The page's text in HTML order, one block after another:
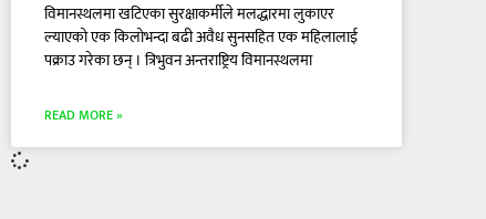
विमानस्थलमा खटिएका सुरक्षाकर्मीले मलद्धारमा लुकाएर
ल्याएको एक किलोभन्दा बढी अवैध सुनसहित एक महिलालाई
पक्राउ गरेका छन् । त्रिभुवन अन्तराष्ट्रिय विमानस्थलमा
READ MORE »